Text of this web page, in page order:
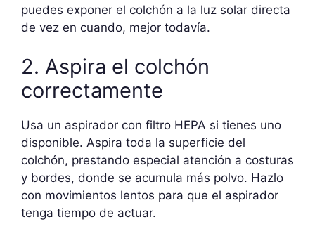
puedes exponer el colchón a la luz solar directa
de vez en cuando, mejor todavía.
2. Aspira el colchón
correctamente
Usa un aspirador con filtro HEPA si tienes uno
disponible. Aspira toda la superficie del
colchón, prestando especial atención a costuras
y bordes, donde se acumula más polvo. Hazlo
con movimientos lentos para que el aspirador
tenga tiempo de actuar.